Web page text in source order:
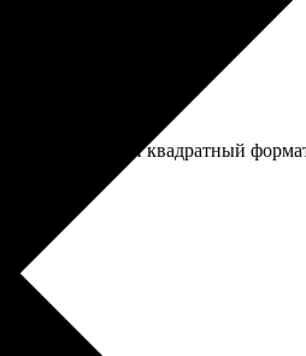
квадратный